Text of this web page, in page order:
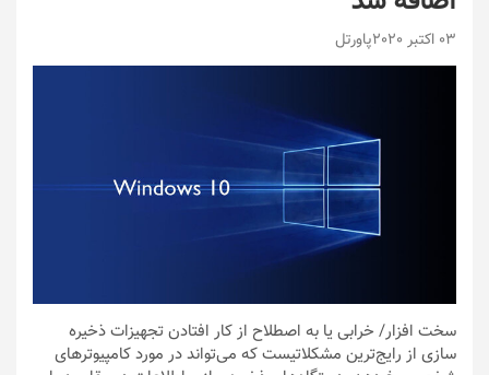
03 اکتبر 2020 پاورتل
سخت افزار/ خرابی یا به اصطلاح از کار افتادن تجهیزات ذخیره
سازی از رایج‌ترین مشکلاتیست که می‌تواند در مورد کامپیوترهای